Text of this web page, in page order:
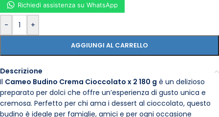
- +
AGGIUNGI AL CARRELLO
Richiedi assistenza su WhatsApp
Descrizione
Il Cameo Budino Crema Cioccolato x 2 180 g è un delizioso
preparato per dolci che offre un’esperienza di gusto unica e
cremosa. Perfetto per chi ama i dessert al cioccolato, questo
budino è ideale per famiglie, amici e per ogni occasione